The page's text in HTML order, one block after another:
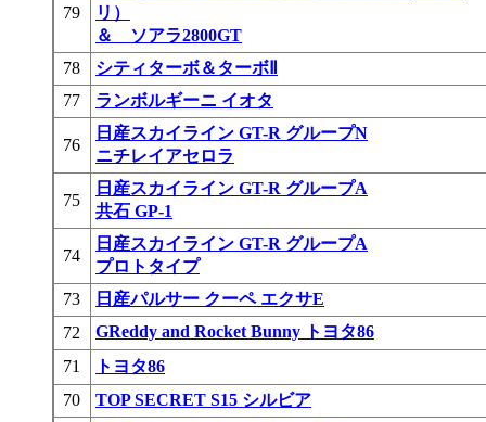
79
リ）
＆ ソアラ2800GT
78
シティターボ＆ターボⅡ
77
ランボルギーニ イオタ
76
日産スカイライン GT-R グループN
ニチレイアセロラ
75
日産スカイライン GT-R グループA
共石 GP-1
74
日産スカイライン GT-R グループA
プロトタイプ
73
日産パルサー クーペ エクサE
72
GReddy and Rocket Bunny トヨタ86
71
トヨタ86
70
TOP SECRET S15 シルビア